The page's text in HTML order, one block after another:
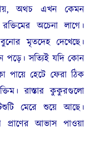
অথচ এখন কেমন
অচেনা লাগে।
মৃতদেহ দেখেছে।
পড়ে। সত্যিই যদি কোন
পায়ে হেটে ফেরা ঠিক
রাস্তার কুকুরগুলো
মেরে শুয়ে আছে।
আভাস পাওয়া